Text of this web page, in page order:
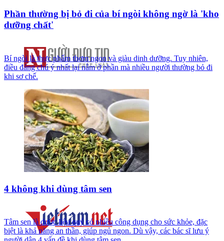
Phần thường bị bỏ đi của bí ngòi không ngờ là 'kho
dưỡng chất'
Bí ngòi là thực phẩm thơm ngon và giàu dinh dưỡng. Tuy nhiên,
điều đáng chú ý nhất lại nằm ở phần mà nhiều người thường bỏ đi
khi sơ chế.
4 không khi dùng tâm sen
Tâm sen là dược liệu quý có nhiều công dụng cho sức khỏe, đặc
biệt là khả năng an thần, giúp ngủ ngon. Dù vậy, các bác sĩ lưu ý